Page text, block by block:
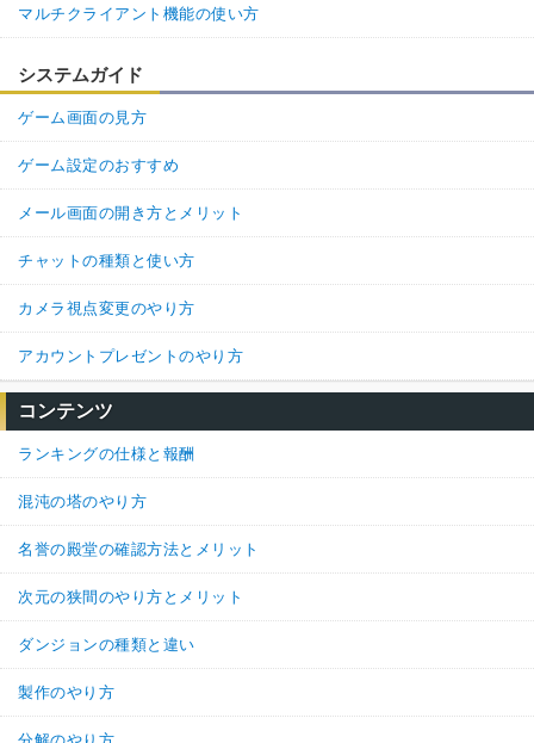
マルチクライアント機能の使い方
システムガイド
ゲーム画面の見方
ゲーム設定のおすすめ
メール画面の開き方とメリット
チャットの種類と使い方
カメラ視点変更のやり方
アカウントプレゼントのやり方
コンテンツ
ランキングの仕様と報酬
混沌の塔のやり方
名誉の殿堂の確認方法とメリット
次元の狭間のやり方とメリット
ダンジョンの種類と違い
製作のやり方